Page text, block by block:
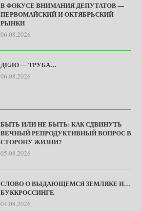
В ФОКУСЕ ВНИМАНИЯ ДЕПУТАТОВ —
ПЕРВОМАЙСКИЙ И ОКТЯБРЬСКИЙ
РЫНКИ
06.08.2026
ДЕЛО — ТРУБА…
06.08.2026
БЫТЬ ИЛИ НЕ БЫТЬ: КАК СДВИНУТЬ
ВЕЧНЫЙ РЕПРОДУКТИВНЫЙ ВОПРОС В
СТОРОНУ ЖИЗНИ?
05.08.2026
СЛОВО О ВЫДАЮЩЕМСЯ ЗЕМЛЯКЕ И…
БУККРОССИНГЕ
04.08.2026